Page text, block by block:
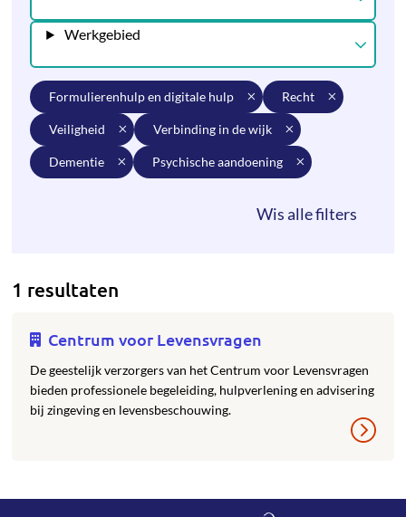
Werkgebied
formulierenhulp en digitale hulp recht
veiligheid verbinding in de wijk
dementie psychische aandoening
1 resultaten
Centrum voor Levensvragen
De geestelijk verzorgers van het Centrum voor Levensvragen
bieden professionele begeleiding, hulpverlening en advisering
bij zingeving en levensbeschouwing.